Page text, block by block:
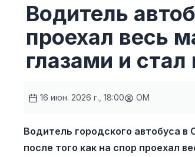
Водитель
проехал весь
глазами и
16 июн. 2026 г., 18:00 OM
Водитель городского автобуса
после того как на спор проехал